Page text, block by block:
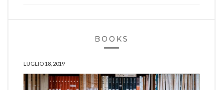
BOOKS
LUGLIO 18, 2019